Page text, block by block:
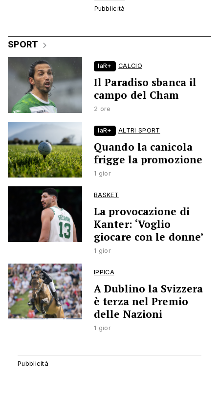
SPORT
laR+ CALCIO
Il Paradiso sbanca il
campo del Cham
2 ore
laR+ ALTRI SPORT
Quando la canicola
frigge la promozione
1 gior
BASKET
La provocazione di
Kanter: ‘Voglio
giocare con le donne’
1 gior
IPPICA
A Dublino la Svizzera
è terza nel Premio
delle Nazioni
1 gior